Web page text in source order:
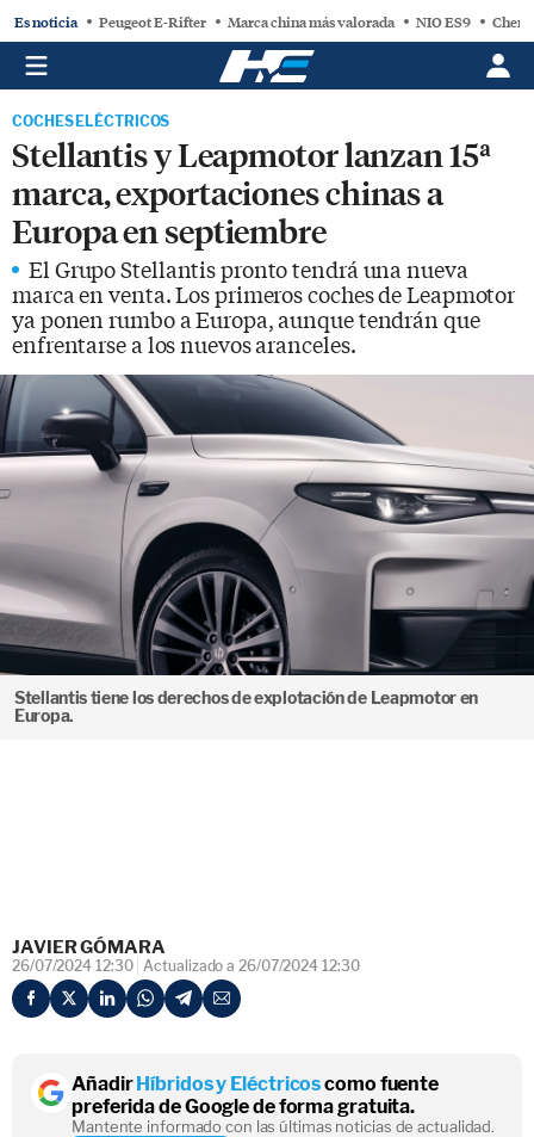
Es noticia Peugeot E-Rifter Marca china más valorada NIO ES9 Chery
COCHES ELÉCTRICOS
Stellantis y Leapmotor lanzan 15ª
marca, exportaciones chinas a
Europa en septiembre
El Grupo Stellantis pronto tendrá una nueva
marca en venta. Los primeros coches de Leapmotor
ya ponen rumbo a Europa, aunque tendrán que
enfrentarse a los nuevos aranceles.
Stellantis tiene los derechos de explotación de Leapmotor en
Europa.
JAVIER GÓMARA
26/07/2024 12:30 Actualizado a 26/07/2024 12:30
AñadirHíbridos y Eléctricoscomo fuente
preferida de Google de forma gratuita.
Mantente informado con las últimas noticias de actualidad.